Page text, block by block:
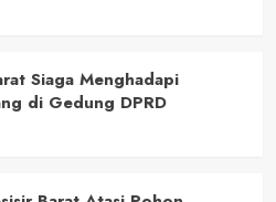
Siaga Menghadapi
di Gedung DPRD